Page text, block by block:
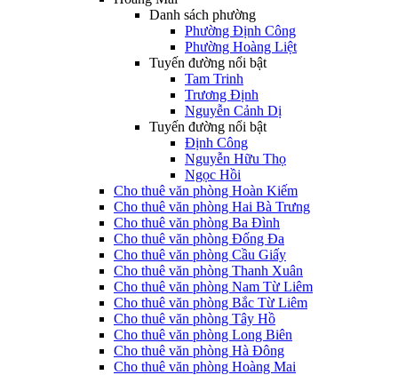
Danh sách phường
Phường Định Công
Phường Hoàng Liệt
Tuyến đường nổi bật
Tam Trinh
Trương Định
Nguyễn Cảnh Dị
Tuyến đường nổi bật
Định Công
Nguyễn Hữu Thọ
Ngọc Hồi
Cho thuê văn phòng Hoàn Kiếm
Cho thuê văn phòng Hai Bà Trưng
Cho thuê văn phòng Ba Đình
Cho thuê văn phòng Đống Đa
Cho thuê văn phòng Cầu Giấy
Cho thuê văn phòng Thanh Xuân
Cho thuê văn phòng Nam Từ Liêm
Cho thuê văn phòng Bắc Từ Liêm
Cho thuê văn phòng Tây Hồ
Cho thuê văn phòng Long Biên
Cho thuê văn phòng Hà Đông
Cho thuê văn phòng Hoàng Mai